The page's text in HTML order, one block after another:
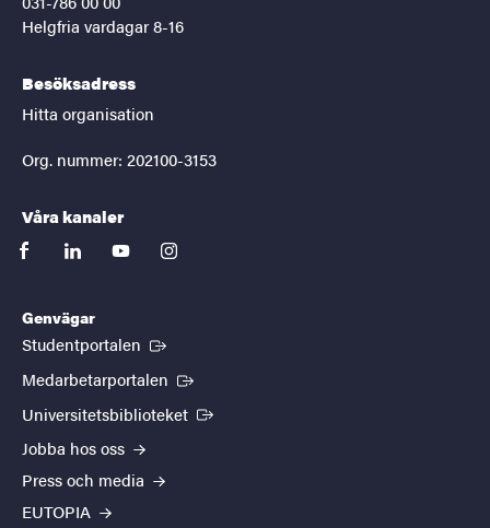
Helgfria vardagar 8-16
Besöksadress
Hitta organisation
Org. nummer: 202100-3153
Våra kanaler
facebooklinkedinyoutubeinstagram
Genvägar
Studentportalen (Extern länk)
Medarbetarportalen (Extern länk)
Universitetsbiblioteket (Extern länk)
Jobba hos oss
Press och media
EUTOPIA